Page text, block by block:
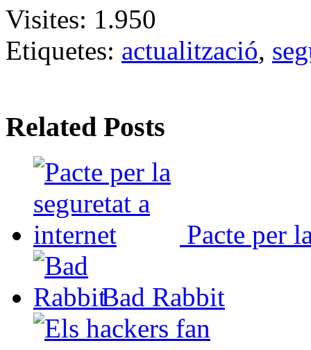
Visites: 1.950
Etiquetes: actualització,
Related Posts
Pacte per
Bad Rabbit